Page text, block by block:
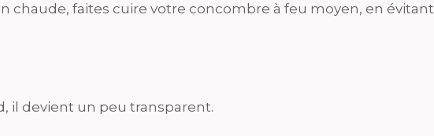
chaude, faites cuire votre concombre à feu moyen, en évitant
il devient un peu transparent.